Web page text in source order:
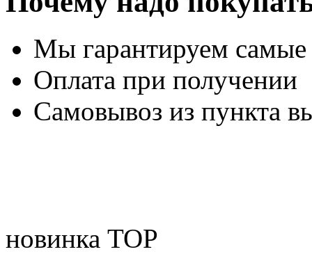
Мы гарантируем
Оплата при получении
Самовывоз из пункта
новинка TOP